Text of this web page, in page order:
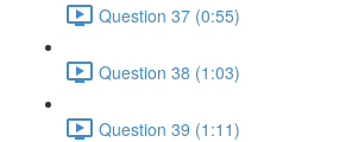
Question 37 (0:55)
Question 38 (1:03)
Question 39 (1:11)